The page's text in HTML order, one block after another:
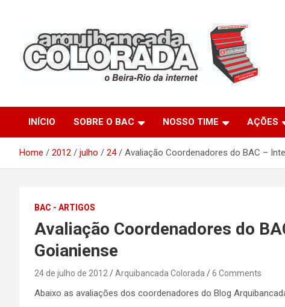
Arquibancada Colorada
INÍCIO SOBRE O BAC NOSSO TIME AÇÕES
Home 2012 julho 24 Avaliação Coordenadores do BAC –
BAC - ARTIGOS
Avaliação Coordenadores do
Goianiense
24 de julho de 2012 Arquibancada Colorada 6 Comments
Abaixo as avaliações dos coordenadores do Blog